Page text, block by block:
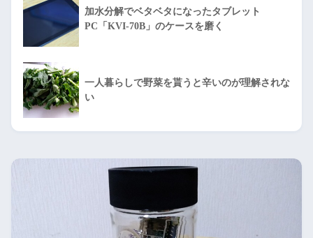
加水分解でベタベタになったタブレット
PC「KVI-70B」のケースを磨く
一人暮らしで野菜を貰うと辛いのが理解されな
い